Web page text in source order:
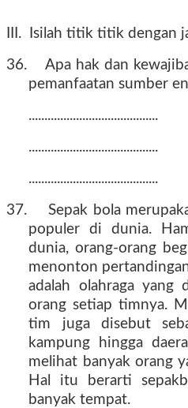
III. Isilah titik titik dengan
36.
Apa hak dan
pemanfaatan sumber
.........................................
.........................................
.........................................
37.
Sepak bola
populer di dunia.
dunia, orang-orang
menonton
adalah olahraga yang
orang setiap timnya.
tim juga disebut
kampung hingga
melihat banyak orang
Hal itu berarti
banyak tempat.